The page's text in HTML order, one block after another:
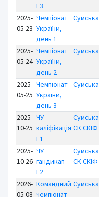
E3
2025-
05-23
Чемпіонат
України,
день 1
Сумська
2025-
05-24
Чемпіонат
України,
день 2
Сумська
2025-
05-25
Чемпіонат
України,
день 3
Сумська
2025-
10-25
ЧУ
каліфікація
E1
Сумська
СК СКІФ
2025-
10-26
ЧУ
гандикап
E2
Сумська
СК СКІФ
2026-
05-08
Командний
чемпіонат
Сумська